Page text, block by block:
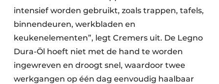
intensief worden gebruikt, zoals trappen, tafels,
binnendeuren, werkbladen en
keukenelementen”, legt Cremers uit. De Legno
Dura-Öl hoeft niet met de hand te worden
ingewreven en droogt snel, waardoor twee
werkgangen op één dag eenvoudig haalbaar